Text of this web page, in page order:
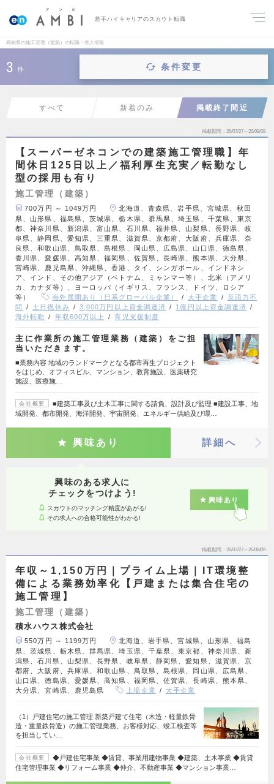
若手ハイキャリアのスカウト転職
高知県の施工管理（建築）の転職・求人情報
3 件 条件変更
すべて 新着のみ 掲載終了間近
掲載期間 26/07/27～26/08/09
【スーパーゼネコンでの建築施工管理職】年
間休日125日以上／福利厚生充実／転勤なし
型の採用も有り
施工管理（建築）
700万円 ～ 1049万円
北海道、青森県、岩手県、宮城県、秋田
県、山形県、福島県、茨城県、栃木県、群馬県、埼玉県、千葉県、東京
都、神奈川県、新潟県、富山県、石川県、福井県、山梨県、長野県、岐
阜県、静岡県、愛知県、三重県、滋賀県、京都府、大阪府、兵庫県、奈
良県、和歌山県、鳥取県、島根県、岡山県、広島県、山口県、徳島県、
香川県、愛媛県、高知県、福岡県、佐賀県、長崎県、熊本県、大分県、
宮崎県、鹿児島県、沖縄県、香港、タイ、シンガポール、インドネシ
ア、インド、その他アジア（ベトナム、ミャンマー等）、北米（アメリ
カ、カナダ等）、ヨーロッパ（イギリス、フランス、ドイツ、ロシア
等）
海外展開あり（日系グローバル企業） 大手企業
英語力不
問
土日祝休み 3,000万円以上資金調達済
1億円以上資金調達済
海外転勤
年収600万以上 育児支援制度
主に作業所の施工管理業務（建築）をご担
当いただきます。
■業務内容 地域のランドマークとなる都市再生プロジェクト
をはじめ、オフィスビル、マンション、教育施設、医薬研究
施設、医療施…
会社概要
■建築工事及び土木工事に関する請負、設計及び監理 ■建設工事、地
域開発、都市開発、海洋開発、宇宙開発、エネルギー供給及び環…
興味あり 詳細へ
興味のある求人に
チェックをつけよう!
スカウトのマッチング精度があがる!
その求人への合格可能性がわかる!
興味あり
掲載期間 26/07/27～26/08/09
年収～1,150万円｜プライム上場｜IT環境整
備による業務効率化【戸建または集合住宅の
施工管理】
施工管理（建築）
積水ハウス株式会社
550万円 ～ 1199万円
北海道、岩手県、宮城県、山形県、福島
県、茨城県、栃木県、群馬県、埼玉県、千葉県、東京都、神奈川県、新
潟県、石川県、山梨県、長野県、岐阜県、静岡県、愛知県、滋賀県、京
都府、大阪府、兵庫県、和歌山県、鳥取県、島根県、岡山県、広島県、
山口県、徳島県、愛媛県、高知県、福岡県、佐賀県、長崎県、熊本県、
大分県、宮崎県、鹿児島県
上場企業 大手企業
（1）戸建住宅の施工管理 新築戸建て住宅（木造・軽量鉄骨
造・重量鉄骨造）の施工管理業務、お客様対応、竣工検査等
を担当してい…
会社概要
◆戸建住宅事業 ◆賃貸、事業用建物事業 ◆建築、土木事業 ◆賃貸
住宅管理事業 ◆リフォーム事業 ◆仲介、不動産事業 ◆マンション事業…